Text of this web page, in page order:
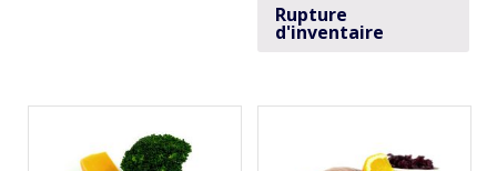
Rupture
d'inventaire